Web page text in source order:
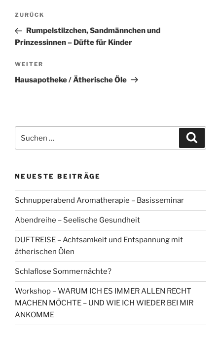
Beitragsnavigation
Vorheriger
Beitrag
ZURÜCK
Rumpelstilzchen, Sandmännchen und
Prinzessinnen – Düfte für Kinder
Nächster
Beitrag
WEITER
Hausapotheke / Ätherische Öle
nach:
NEUESTE BEITRÄGE
Schnupperabend Aromatherapie – Basisseminar
Abendreihe – Seelische Gesundheit
DUFTREISE – Achtsamkeit und Entspannung mit
ätherischen Ölen
Schlaflose Sommernächte?
Workshop – WARUM ICH ES IMMER ALLEN RECHT
MACHEN MÖCHTE – UND WIE ICH WIEDER BEI MIR
ANKOMME